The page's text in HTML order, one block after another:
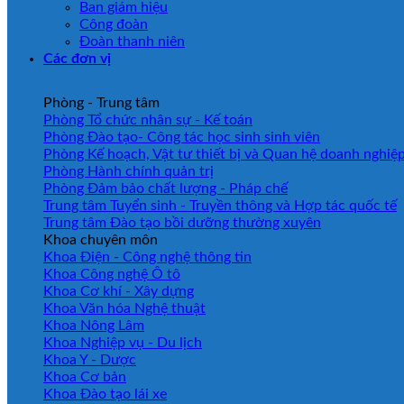
Ban giám hiệu
Công đoàn
Đoàn thanh niên
Các đơn vị
Phòng - Trung tâm
Phòng Tổ chức nhân sự - Kế toán
Phòng Đào tạo- Công tác học sinh sinh viên
Phòng Kế hoạch, Vật tư thiết bị và Quan hệ doanh
Phòng Hành chính quản trị
Phòng Đảm bảo chất lượng - Pháp chế
Trung tâm Tuyển sinh - Truyền thông và Hợp tác quốc tế
Trung tâm Đào tạo bồi dưỡng thường xuyên
Khoa chuyên môn
Khoa Điện - Công nghệ thông tin
Khoa Công nghệ Ô tô
Khoa Cơ khí - Xây dựng
Khoa Văn hóa Nghệ thuật
Khoa Nông Lâm
Khoa Nghiệp vụ - Du lịch
Khoa Y - Dược
Khoa Cơ bản
Khoa Đào tạo lái xe